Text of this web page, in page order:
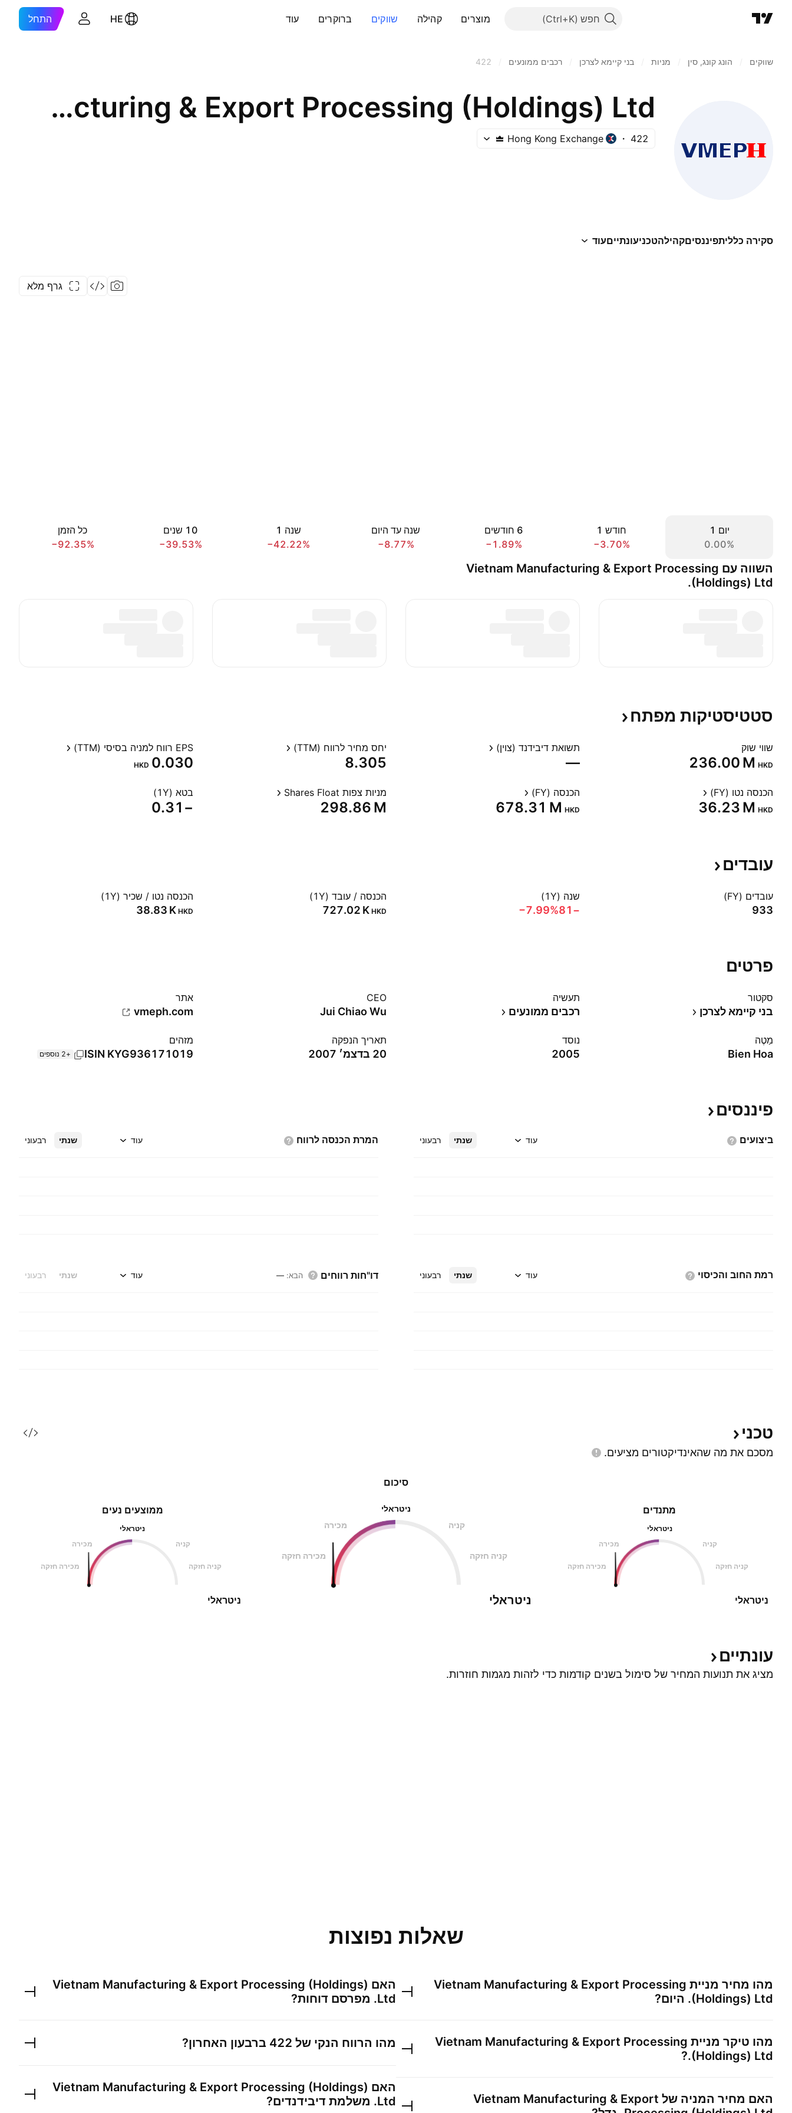
חפש מוצרים קהילה שווקים ברוקרים עוד HE התחל
שווקים הונג קונג, סין מניות‏ בני קיימא לצרכן רכבים ממונעים 422
Vietnam Manufacturing & Export Processing (Holdings) Ltd.
422
Hong Kong Exchange
סקירה כלליתפיננסיםקהילהטכניעונתייםעוד
גרף מלא
יום ‎1‎
0.00%
חודש ‎1‎
−3.70%
‎6‎ חודשים
−1.89%
שנה עד היום
−8.77%
שנה ‎1‎
−42.22%
‎10‎ שנים
−39.53%
כל הזמן
−92.35%
השווה עם Vietnam Manufacturing & Export Processing
(Holdings) Ltd.
סטטיסטיקות מפתח
שווי שוק
‪236.00 M‬ HKD
תשואת דיבידנד (צוין)
—
יחס מחיר לרווח (TTM)
8.305
EPS רווח למניה בסיסי (TTM)
0.030
HKD
הכנסה נטו (FY)
‪36.23 M‬ HKD
הכנסה (FY)
‪678.31 M‬ HKD
מניות צפות Shares Float
‪298.86 M‬
בטא (1Y)
−0.31
עובדים
עובדים (FY)
933
שנה (1Y)
−81
‪−7.99%‬
הכנסה / עובד (1Y)
‪727.02 K‬ HKD
הכנסה נטו / שכיר (1Y)
‪38.83 K‬ HKD
פרטים
סקטור
בני קיימא לצרכן
תעשיה
רכבים ממונעים
CEO
Jui Chiao Wu
אתר‏
vmeph.com
מַטֶה
Bien Hoa
נוסד
2005
תאריך הנפקה
20 בדצמ׳ 2007
מזהים
ISIN KYG936171019 +2 נוספים
פיננסים
ביצועים שנתי רבעוני עוד המרת הכנסה לרווח שנתי רבעוני עוד
רמת החוב והכיסוי שנתי רבעוני עוד דו"חות רווחים הבא:
— שנתי רבעוני עוד
טכני
מסכם את מה שהאינדיקטורים מציעים.
מתנדים
ניטראלי
מכירה
קניה
מכירה חזקה קניה חזקה
ניטראלי
סיכום
ניטראלי
מכירה
קניה
מכירה חזקה קניה חזקה
ניטראלי
ממוצעים נעים
ניטראלי
מכירה
קניה
מכירה חזקה קניה חזקה
ניטראלי
עונתיים
מציג את תנועות המחיר של סימול בשנים קודמות כדי לזהות מגמות חוזרות.
שאלות נפוצות
מהו מחיר מניית Vietnam Manufacturing & Export Processing
(Holdings) Ltd.
היום?
מהו טיקר מניית Vietnam Manufacturing & Export Processing
(Holdings) Ltd.
?
האם מחיר המניה של Vietnam Manufacturing & Export
האם Vietnam Manufacturing & Export Processing (Holdings)
Ltd. מפרסם דוחות?
מהו הרווח הנקי של 422 ברבעון האחרון?
האם Vietnam Manufacturing & Export Processing (Holdings)
Ltd. משלמת דיבידנדים?